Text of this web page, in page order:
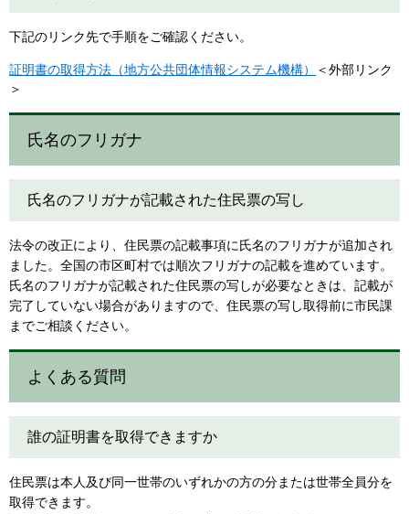
下記のリンク先で手順をご確認ください。
証明書の取得方法（地方公共団体情報システム機構）
＜外部リンク
＞
氏名のフリガナ
氏名のフリガナが記載された住民票の写し
法令の改正により、住民票の記載事項に氏名のフリガナが追加され
ました。全国の市区町村では順次フリガナの記載を進めています。
氏名のフリガナが記載された住民票の写しが必要なときは、記載が
完了していない場合がありますので、住民票の写し取得前に市民課
までご相談ください。
よくある質問
誰の証明書を取得できますか
住民票は本人及び同一世帯のいずれかの方の分または世帯全員分を
取得できます。